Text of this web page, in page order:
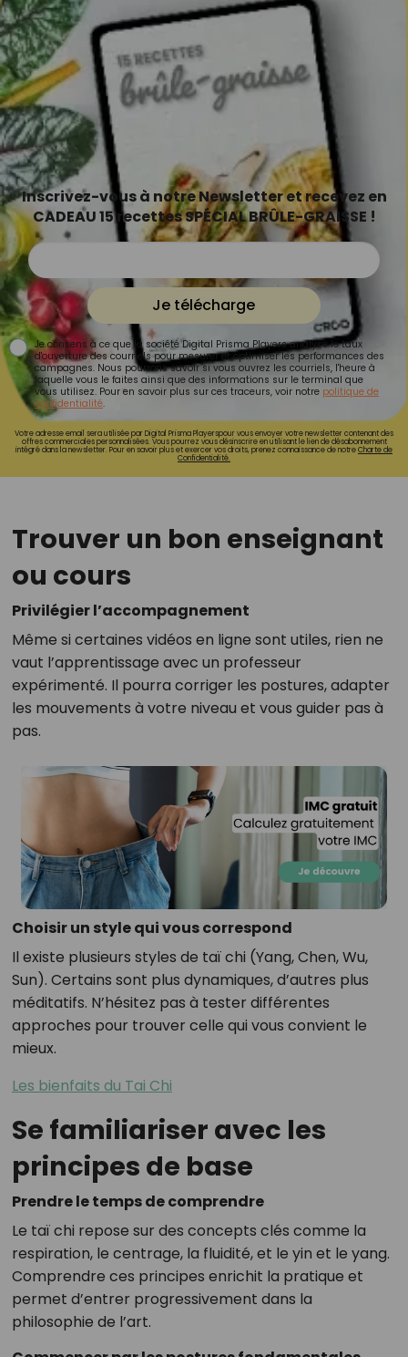
Inscrivez-vous à notre Newsletter et recevez en
CADEAU 15 recettes SPÉCIAL BRÛLE-GRAISSE !
Je télécharge
Je consens à ce que la société Digital Prisma Players analyse le taux
d'ouverture des courriels pour mesurer et optimiser les performances des
campagnes. Nous pourrons savoir si vous ouvrez les courriels, l'heure à
laquelle vous le faites ainsi que des informations sur le terminal que
vous utilisez. Pour en savoir plus sur ces traceurs, voir notre politique de
confidentialité.
Votre adresse email sera utilisée par Digital Prisma Playerspour vous envoyer votre newsletter contenant des
offres commerciales personnalisées. Vous pourrez vous désinscrire en utilisant le lien de désabonnement
intégré dans la newsletter. Pour en savoir plus et exercer vos droits, prenez connaissance de notreCharte de
Confidentialité.
Trouver un bon enseignant
ou cours
Privilégier l’accompagnement
Même si certaines vidéos en ligne sont utiles, rien ne
vaut l’apprentissage avec un professeur
expérimenté. Il pourra corriger les postures, adapter
les mouvements à votre niveau et vous guider pas à
pas.
Choisir un style qui vous correspond
Il existe plusieurs styles de taï chi (Yang, Chen, Wu,
Sun). Certains sont plus dynamiques, d’autres plus
méditatifs. N’hésitez pas à tester différentes
approches pour trouver celle qui vous convient le
mieux.
Les bienfaits du Tai Chi
Se familiariser avec les
principes de base
Prendre le temps de comprendre
Le taï chi repose sur des concepts clés comme la
respiration, le centrage, la fluidité, et le yin et le yang.
Comprendre ces principes enrichit la pratique et
permet d’entrer progressivement dans la
philosophie de l’art.